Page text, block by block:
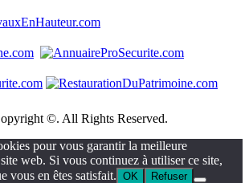
©. All Rights Reserved.
pour vous garantir la meilleure
web. Si vous continuez à utiliser ce site,
vous en êtes satisfait. OK Refuser